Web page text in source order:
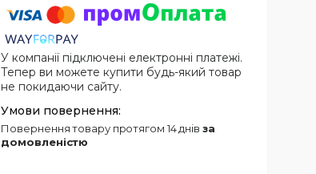
У компанії підключені електронні платежі.
Тепер ви можете купити будь-який товар
не покидаючи сайту.
повернення товару протягом 14 днів за
домовленістю